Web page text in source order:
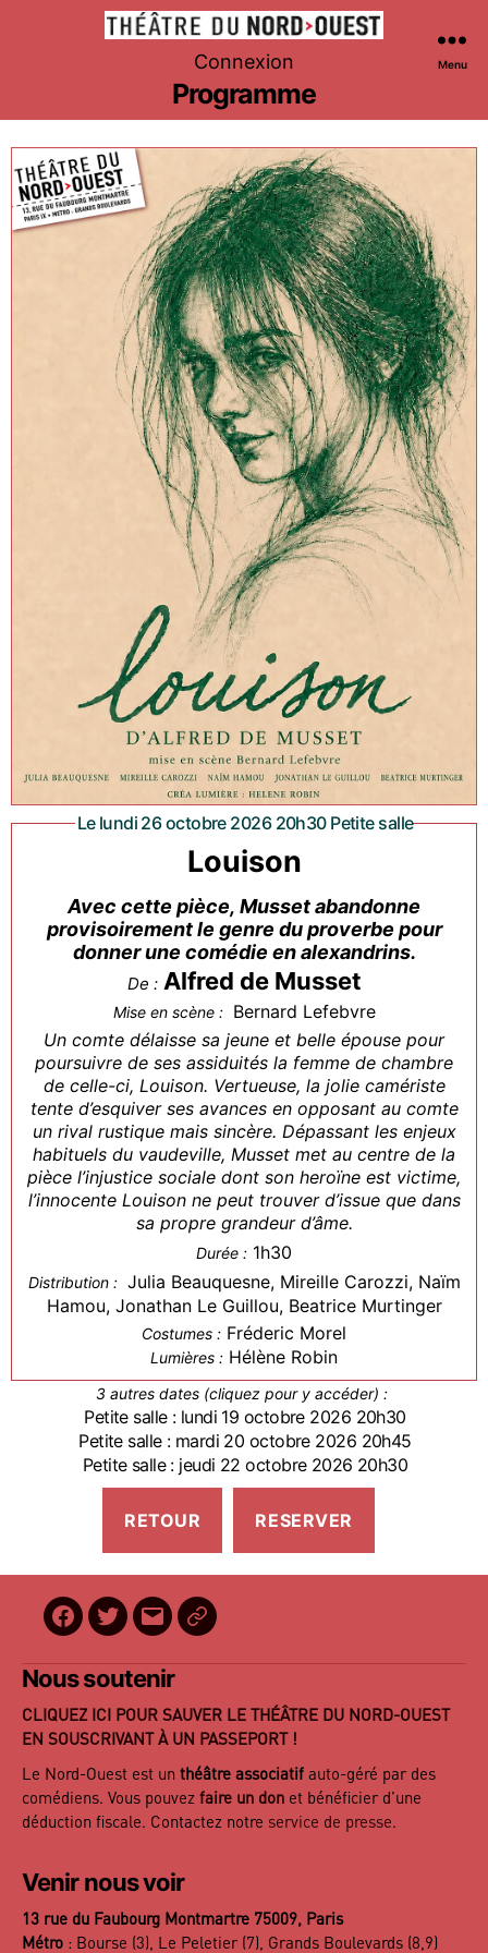
Théâtre
du
Nord-
Ouest
Connexion Menu
Programme
Le lundi 26 octobre 2026 20h30 Petite salle
Louison
Avec cette pièce, Musset abandonne
provisoirement le genre du proverbe pour
donner une comédie en alexandrins.
De : Alfred de Musset
Mise en scène : Bernard Lefebvre
Un comte délaisse sa jeune et belle épouse pour
poursuivre de ses assiduités la femme de chambre
de celle-ci, Louison. Vertueuse, la jolie camériste
tente d’esquiver ses avances en opposant au comte
un rival rustique mais sincère. Dépassant les enjeux
habituels du vaudeville, Musset met au centre de la
pièce l’injustice sociale dont son heroïne est victime,
l’innocente Louison ne peut trouver d’issue que dans
sa propre grandeur d’âme.
Durée : 1h30
Distribution : Julia Beauquesne, Mireille Carozzi, Naïm
Hamou, Jonathan Le Guillou, Beatrice Murtinger
Costumes : Fréderic Morel
Lumières : Hélène Robin
3 autres dates (cliquez pour y accéder) :
Petite salle : lundi 19 octobre 2026 20h30
Petite salle : mardi 20 octobre 2026 20h45
Petite salle : jeudi 22 octobre 2026 20h30
Facebook
Twitter
E-
mail
BilletReduc
Nous soutenir
CLIQUEZ ICI POUR SAUVER LE THÉÂTRE DU NORD-OUEST
EN SOUSCRIVANT À UN PASSEPORT !
Le Nord-Ouest est un théâtre associatif auto-géré par des
comédiens. Vous pouvez faire un don et bénéficier d’une
déduction fiscale. Contactez notre service de presse.
Venir nous voir
13 rue du Faubourg Montmartre 75009, Paris
Métro : Bourse (3), Le Peletier (7), Grands Boulevards (8,9)